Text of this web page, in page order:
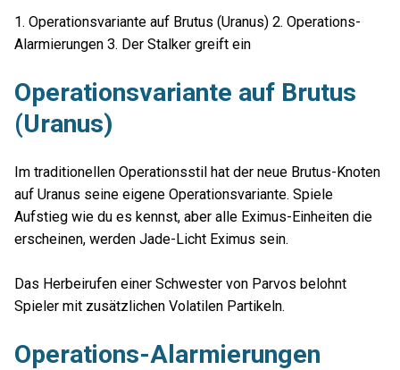
1. Operationsvariante auf Brutus (Uranus) 2. Operations-
Alarmierungen 3. Der Stalker greift ein
Operationsvariante auf Brutus
(Uranus)
Im traditionellen Operationsstil hat der neue Brutus-Knoten
auf Uranus seine eigene Operationsvariante. Spiele
Aufstieg wie du es kennst, aber alle Eximus-Einheiten die
erscheinen, werden Jade-Licht Eximus sein.
Das Herbeirufen einer Schwester von Parvos belohnt
Spieler mit zusätzlichen Volatilen Partikeln.
Operations-Alarmierungen